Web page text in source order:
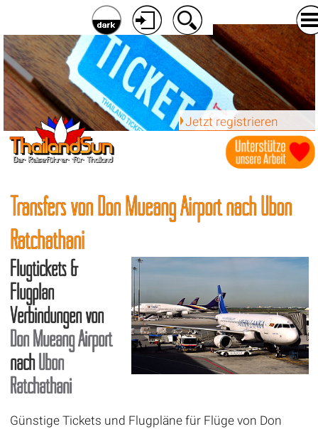
Jetzt registrieren
Transfers von Don Mueang Airport nach Ubon
Ratchathani
Flugtickets &
Flugplan
Verbindungen von
Don Mueang Airport
nachUbon
Ratchathani
Günstige Tickets und Flugpläne für Flüge von Don